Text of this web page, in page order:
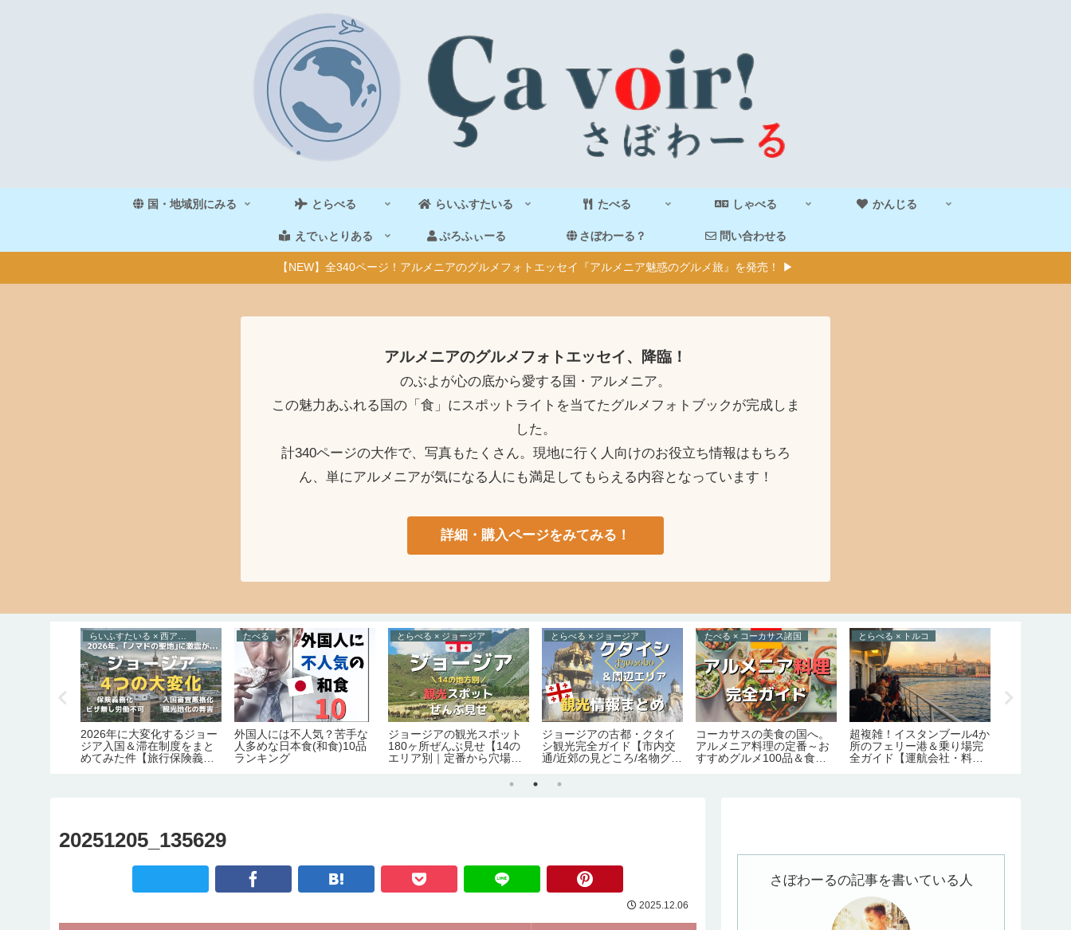
国・地域別にみる とらべる らいふすたいる たべる しゃべる かんじる
えでぃとりある ぷろふぃーる さぼわーる？ 問い合わせる
【NEW】全340ページ！アルメニアのグルメフォトエッセイ『アルメニア魅惑のグルメ旅』を発売！ ▶
アルメニアのグルメフォトエッセイ、降臨！
のぶよが心の底から愛する国・アルメニア。
この魅力あふれる国の「食」にスポットライトを当てたグルメフォトブックが完成しま
した。
計340ページの大作で、写真もたくさん。現地に行く人向けのお役立ち情報はもちろ
ん、単にアルメニアが気になる人にも満足してもらえる内容となっています！
詳細・購入ページをみてみる！
2026年に大変化するジョー
ジア入国＆滞在制度をまと
めてみた件【旅行保険義務
たべる
外国人には不人気？苦手な
人多めな日本食(和食)10品
ランキング
とらべる × ジョージア
ジョージアの観光スポット
180ヶ所ぜんぶ見せ【14の
エリア別｜定番から穴場ま
とらべる × ジョージア
ジョージアの古都・クタイ
シ観光完全ガイド【市内交
通/近郊の見どころ/名物グル
たべる × コーカサス諸国
コーカサスの美食の国へ。
アルメニア料理の定番～お
すすめグルメ100品＆食文
とらべる × トルコ
超複雑！イスタンブール4か
所のフェリー港＆乗り場完
全ガイド【運航会社・料
20251205_135629
2025.12.06
さぼわーるの記事を書いている人